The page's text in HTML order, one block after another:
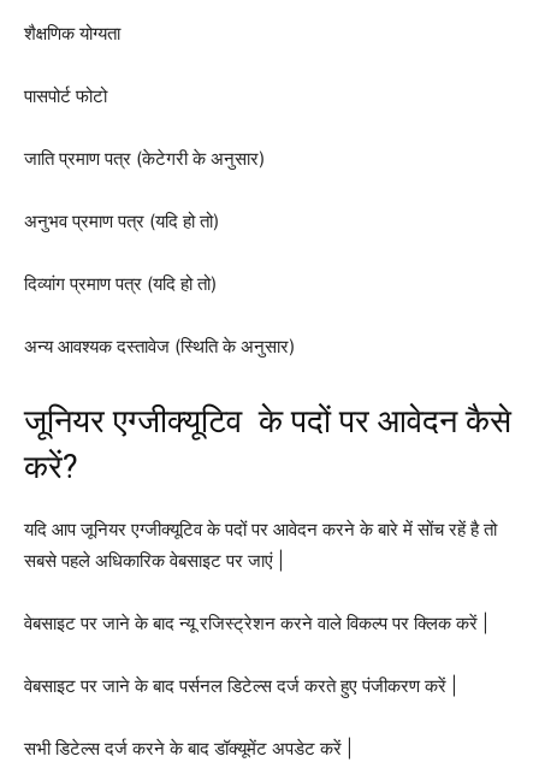
शैक्षणिक योग्यता
पासपोर्ट फोटो
जाति प्रमाण पत्र (केटेगरी के अनुसार)
अनुभव प्रमाण पत्र (यदि हो तो)
दिव्यांग प्रमाण पत्र (यदि हो तो)
अन्य आवश्यक दस्तावेज (स्थिति के अनुसार)
जूनियर एग्जीक्यूटिव के पदों पर आवेदन कैसे
करें?
यदि आप जूनियर एग्जीक्यूटिव के पदों पर आवेदन करने के बारे में सोंच रहें है तो
सबसे पहले अधिकारिक वेबसाइट पर जाएं |
वेबसाइट पर जाने के बाद न्यू रजिस्ट्रेशन करने वाले विकल्प पर क्लिक करें |
वेबसाइट पर जाने के बाद पर्सनल डिटेल्स दर्ज करते हुए पंजीकरण करें |
सभी डिटेल्स दर्ज करने के बाद डॉक्यूमेंट अपडेट करें |